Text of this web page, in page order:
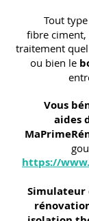
Tout type
fibre ciment,
traitement
ou bien le
Vous
aides
https://
Simulateur